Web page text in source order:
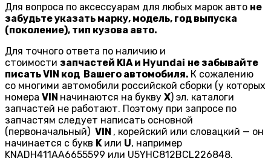
Для вопроса по аксессуарам для любых марок авто не
забудьте указать марку, модель, год выпуска
(поколение), тип кузова авто.
Для точного ответа по наличию и
стоимости запчастей KIA и Hyundai не забывайте
писать VIN код Вашего автомобиля. К сожалению
со многими автомобили российской сборки (у которых
номера VIN начинаются на букву X) эл. каталоги
запчастей не работают. Поэтому при запросе по
запчастям следует написать основной
(первоначальный) VIN , корейский или словацкий — он
начинается с букв K или U, например
KNADH411AA6655599 или U5YHC812BCL226848.